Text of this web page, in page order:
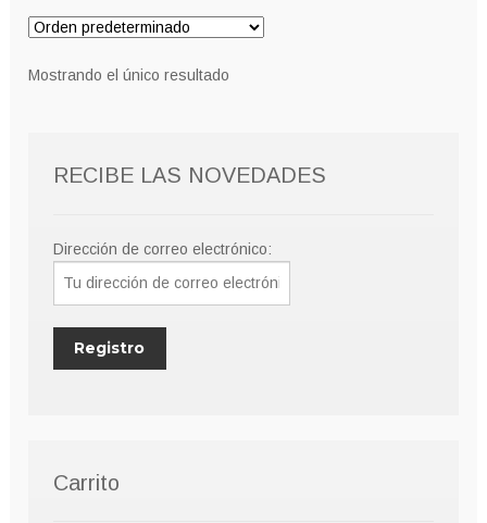
Mostrando el único resultado
RECIBE LAS NOVEDADES
Dirección de correo electrónico:
Carrito